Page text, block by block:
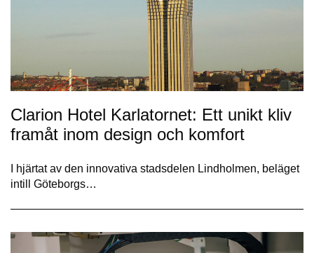
Clarion Hotel Karlatornet: Ett unikt kliv
framåt inom design och komfort
I hjärtat av den innovativa stadsdelen Lindholmen, beläget
intill Göteborgs…